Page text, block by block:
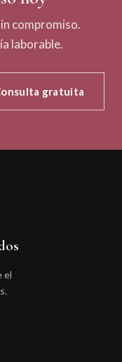
compromiso.
laborable.
gratuita
el